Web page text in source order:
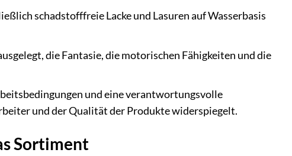
schadstofffreie Lacke und Lasuren auf Wasserbasis
die Fantasie, die motorischen Fähigkeiten und die
und eine verantwortungsvolle
und der Qualität der Produkte widerspiegelt.
Sortiment